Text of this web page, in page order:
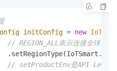
initConfig = new
// REGION_ALL表示连接全球多个
// setProductEnv是API Level 8